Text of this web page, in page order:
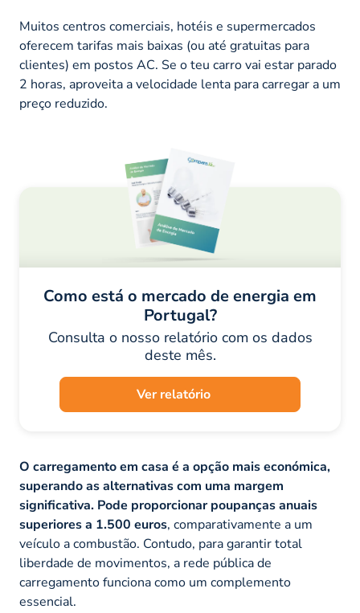
Muitos centros comerciais, hotéis e supermercados
oferecem tarifas mais baixas (ou até gratuitas para
clientes) em postos AC. Se o teu carro vai estar parado
2 horas, aproveita a velocidade lenta para carregar a um
preço reduzido.
Como está o mercado de energia em
Portugal?
Consulta o nosso relatório com os dados
deste mês.
Ver relatório
O carregamento em casa é a opção mais económica,
superando as alternativas com uma margem
significativa. Pode proporcionar poupanças anuais
superiores a 1.500 euros, comparativamente a um
veículo a combustão. Contudo, para garantir total
liberdade de movimentos, a rede pública de
carregamento funciona como um complemento
essencial.